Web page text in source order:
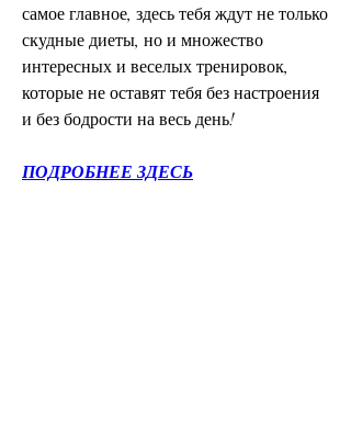
самое главное, здесь тебя ждут не только
скудные диеты, но и множество
интересных и веселых тренировок,
которые не оставят тебя без настроения
и без бодрости на весь день!
ПОДРОБНЕЕ ЗДЕСЬ